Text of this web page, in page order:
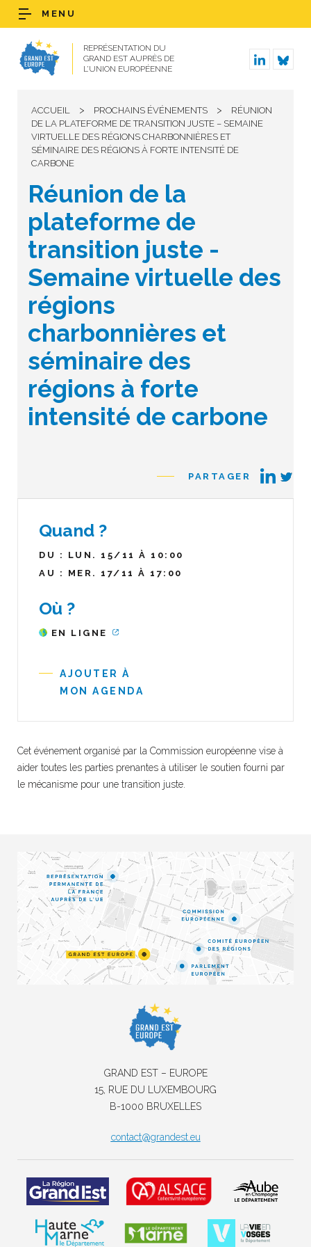
REPRÉSENTATION DU
GRAND EST AUPRÈS DE
L’UNION EUROPÉENNE
MENU
ACCUEIL > PROCHAINS ÉVÉNEMENTS >
RÉUNION
DE LA PLATEFORME DE TRANSITION JUSTE – SEMAINE
VIRTUELLE DES RÉGIONS CHARBONNIÈRES ET
SÉMINAIRE DES RÉGIONS À FORTE INTENSITÉ DE
CARBONE
Réunion de la
plateforme de
transition juste -
Semaine virtuelle des
régions
charbonnières et
séminaire des
régions à forte
intensité de carbone
PARTAGER
Quand ?
DU : LUN. 15/11 À 10:00
AU : MER. 17/11 À 17:00
Où ?
EN LIGNE
AJOUTER À
MON AGENDA
Cet événement organisé par la Commission européenne vise à
aider toutes les parties prenantes à utiliser le soutien fourni par
le mécanisme pour une transition juste.
GRAND EST – EUROPE
15, RUE DU LUXEMBOURG
B-1000 BRUXELLES
contact@grandest.eu